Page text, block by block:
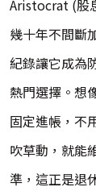
Aristocrat (股
幾十年不間斷
紀錄讓它成為
熱門選擇。想
固定進帳，不
吹草動，就能
準，這正是退